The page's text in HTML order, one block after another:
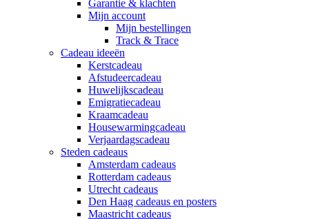
Garantie & klachten
Mijn account
Mijn bestellingen
Track & Trace
Cadeau ideeën
Kerstcadeau
Afstudeercadeau
Huwelijkscadeau
Emigratiecadeau
Kraamcadeau
Housewarmingcadeau
Verjaardagscadeau
Steden cadeaus
Amsterdam cadeaus
Rotterdam cadeaus
Utrecht cadeaus
Den Haag cadeaus en posters
Maastricht cadeaus